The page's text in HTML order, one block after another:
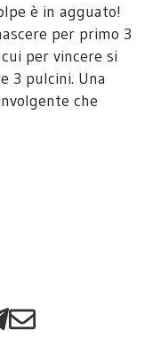
è in agguato!
per primo 3
per vincere si
3 pulcini. Una
che